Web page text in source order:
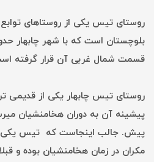
روستای تیس یکی از روستاهای
قسمت شمال غربی آن قرار گرفته
روستای تیس چابهار یکی از قدیمی
پیش. جالب اینجاست که تیس یکی از
مکران در زمان هخامنشیان بوده و